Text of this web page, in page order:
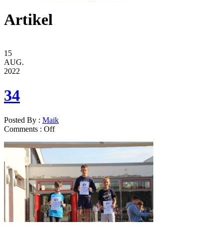
Artikel
15
AUG.
2022
34
Posted By : Maik
Comments : Off